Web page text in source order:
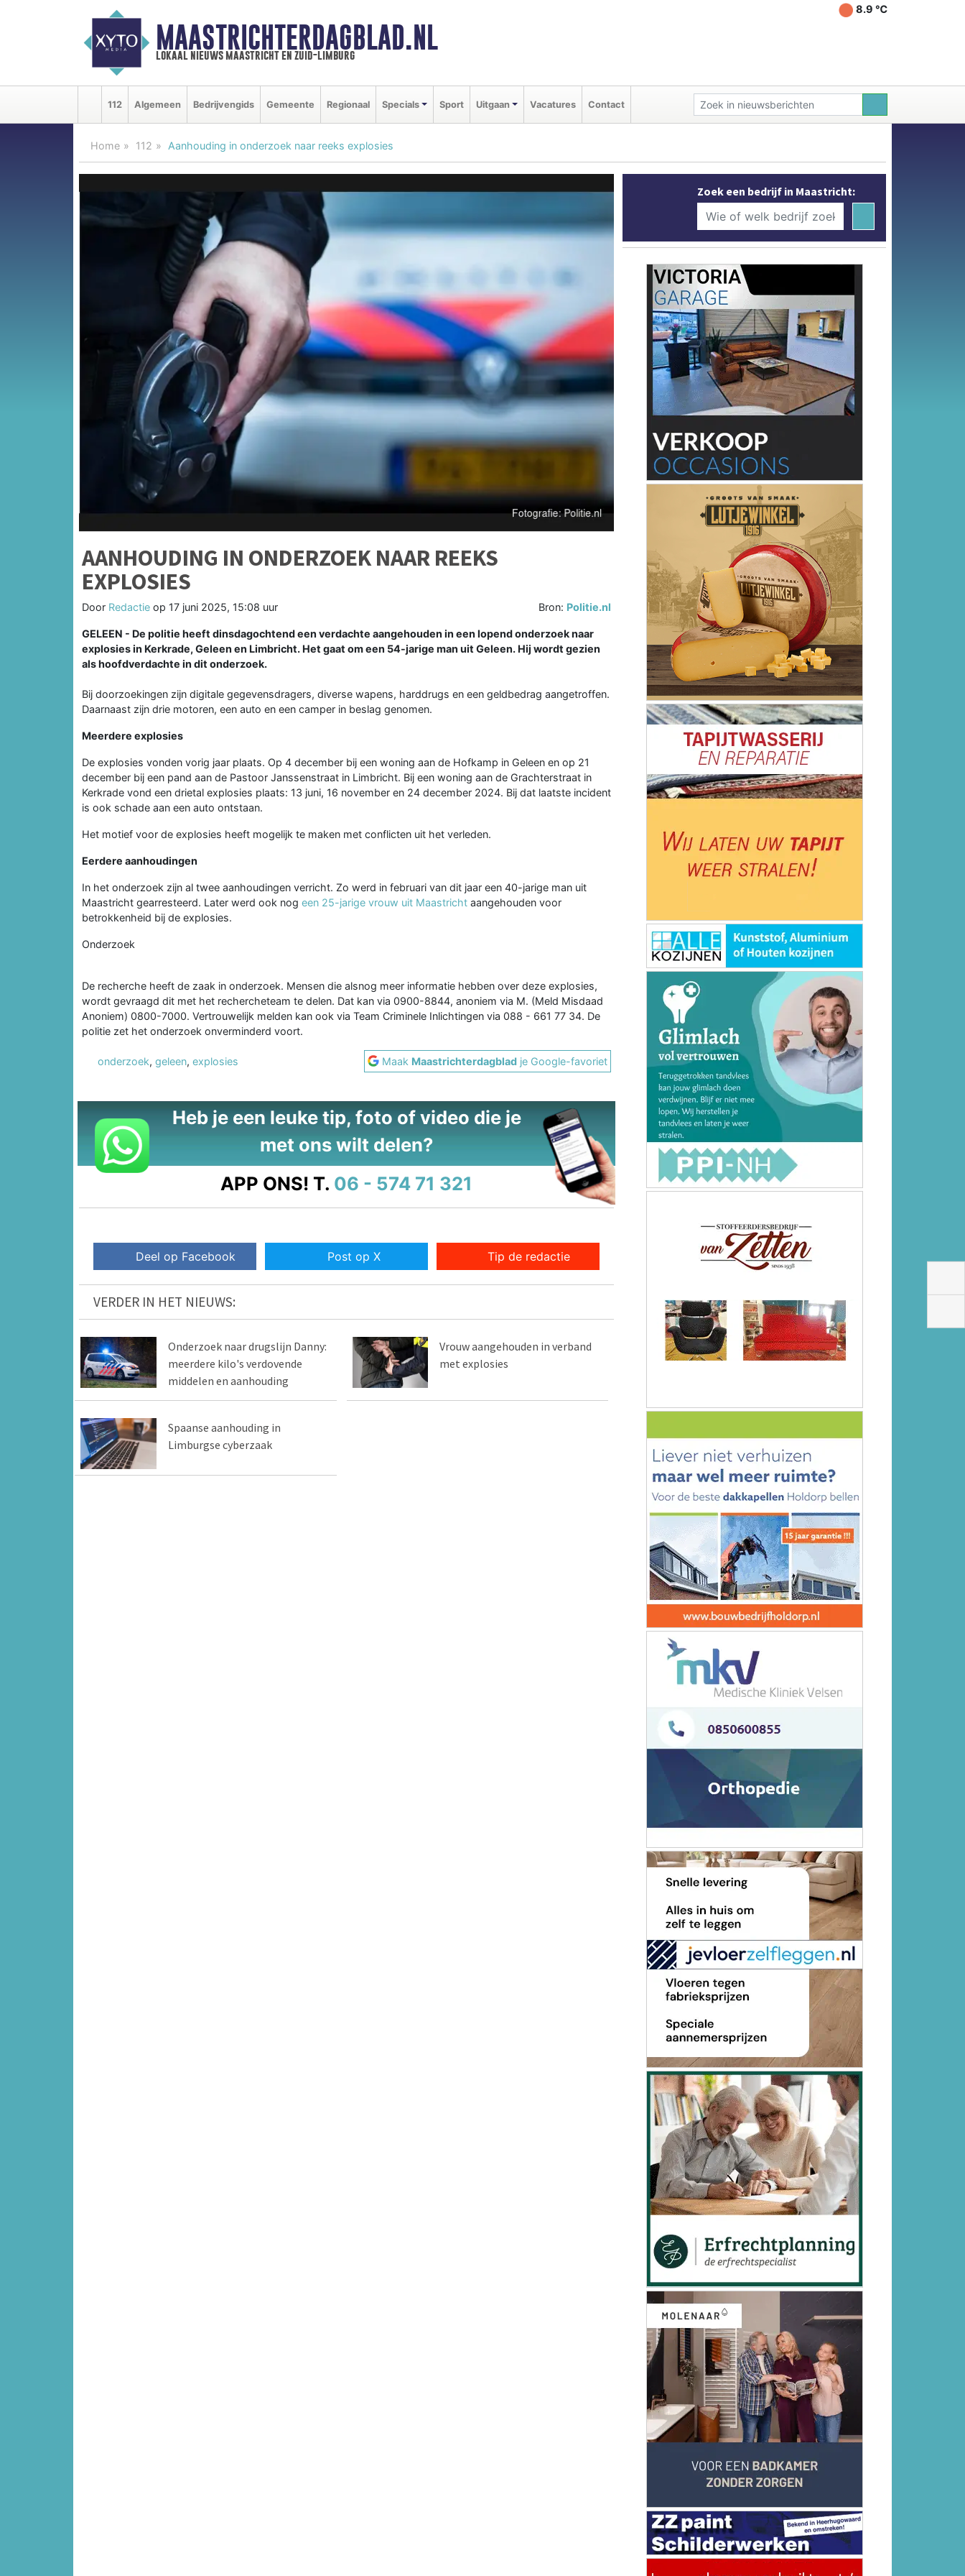
MAASTRICHTERDAGBLAD.NL
lokaal nieuws maastricht en zuid-limburg
8.9 ℃
112 Algemeen Bedrijvengids Gemeente Regionaal Specials Sport Uitgaan Vacatures Contact
Home 112 Aanhouding in onderzoek naar reeks explosies
AANHOUDING IN ONDERZOEK NAAR REEKS
EXPLOSIES
Door Redactie op 17 juni 2025, 15:08 uur Bron: Politie.nl
GELEEN - De politie heeft dinsdagochtend een verdachte aangehouden in een lopend onderzoek naar
explosies in Kerkrade, Geleen en Limbricht. Het gaat om een 54-jarige man uit Geleen. Hij wordt gezien
als hoofdverdachte in dit onderzoek.
Bij doorzoekingen zijn digitale gegevensdragers, diverse wapens, harddrugs en een geldbedrag aangetroffen.
Daarnaast zijn drie motoren, een auto en een camper in beslag genomen.
Meerdere explosies
De explosies vonden vorig jaar plaats. Op 4 december bij een woning aan de Hofkamp in Geleen en op 21
december bij een pand aan de Pastoor Janssenstraat in Limbricht. Bij een woning aan de Grachterstraat in
Kerkrade vond een drietal explosies plaats: 13 juni, 16 november en 24 december 2024. Bij dat laatste incident
is ook schade aan een auto ontstaan.
Het motief voor de explosies heeft mogelijk te maken met conflicten uit het verleden.
Eerdere aanhoudingen
In het onderzoek zijn al twee aanhoudingen verricht. Zo werd in februari van dit jaar een 40-jarige man uit
Maastricht gearresteerd. Later werd ook nog een 25-jarige vrouw uit Maastricht aangehouden voor
betrokkenheid bij de explosies.
Onderzoek
De recherche heeft de zaak in onderzoek. Mensen die alsnog meer informatie hebben over deze explosies,
wordt gevraagd dit met het rechercheteam te delen. Dat kan via 0900-8844, anoniem via M. (Meld Misdaad
Anoniem) 0800-7000. Vertrouwelijk melden kan ook via Team Criminele Inlichtingen via 088 - 661 77 34. De
politie zet het onderzoek onverminderd voort.
onderzoek, geleen, explosies Maak Maastrichterdagblad je Google-favoriet
Heb je een leuke tip, foto of video die je
met ons wilt delen?
APP ONS! T. 06 - 574 71 321
Deel op Facebook Post op X Tip de redactie
VERDER IN HET NIEUWS:
Onderzoek naar drugslijn Danny:
meerdere kilo's verdovende
middelen en aanhouding
Vrouw aangehouden in verband
met explosies
Spaanse aanhouding in
Limburgse cyberzaak
Zoek een bedrijf in Maastricht: